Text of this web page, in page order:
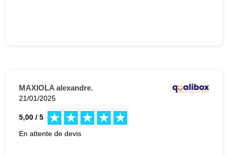
MAXIOLA alexandre.
21/01/2025
5,00 / 5
En attente de devis